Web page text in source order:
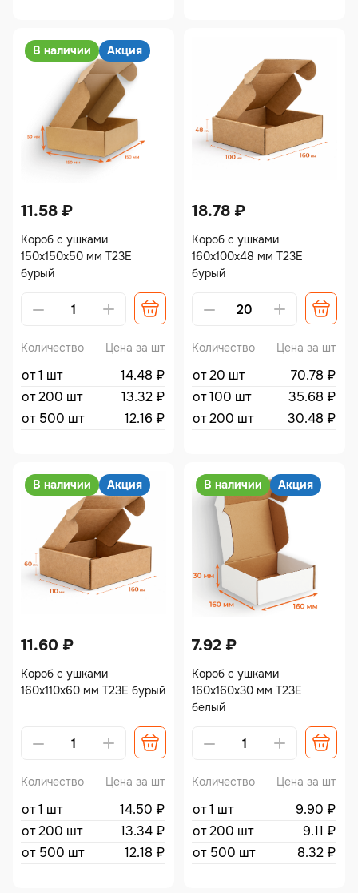
В наличии Акция
11.58 ₽
Короб с ушками
150х150х50 мм Т23Е
бурый
Количество Цена за шт
от 1 шт 14.48 ₽
от 200 шт
13.32 ₽
от 500 шт
12.16 ₽
18.78 ₽
Короб с ушками
160х100х48 мм Т23Е
бурый
Количество Цена за шт
от 20 шт 70.78 ₽
от 100 шт
35.68 ₽
от 200 шт
30.48 ₽
В наличии Акция
11.60 ₽
Короб с ушками
160х110х60 мм Т23Е бурый
Количество Цена за шт
от 1 шт 14.50 ₽
от 200 шт
13.34 ₽
от 500 шт
12.18 ₽
В наличии Акция
7.92 ₽
Короб с ушками
160х160х30 мм Т23Е
белый
Количество Цена за шт
от 1 шт 9.90 ₽
от 200 шт
9.11 ₽
от 500 шт
8.32 ₽